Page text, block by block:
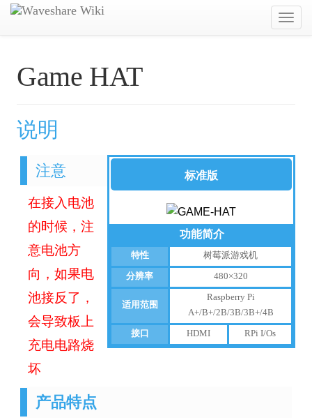
Game HAT
说明
标准版
功能简介
特性 树莓派游戏机
分辨率 480×320
适用范围
Raspberry Pi
A+/B+/2B/3B/3B+/4B
接口 HDMI RPi I/Os
注意
在接入电池
的时候，注
意电池方
向，如果电
池接反了，
会导致板上
充电电路烧
坏
产品特点